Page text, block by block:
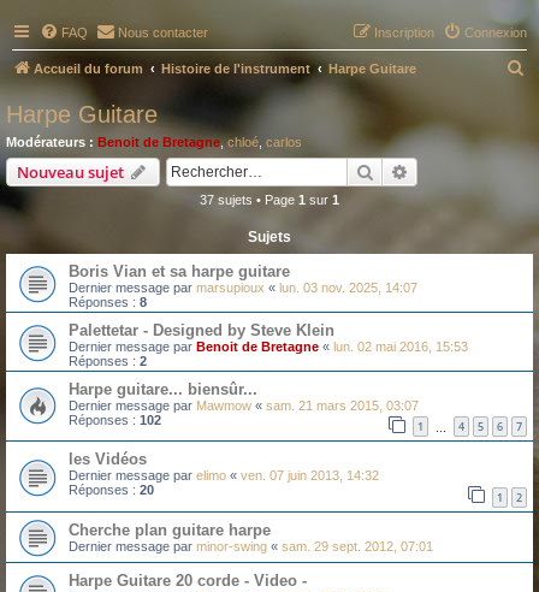
FAQ Nous contacter Connexion
Inscription
Accueil du forum Histoire de l'instrument Harpe Guitare
Harpe Guitare
Modérateurs : Benoit de Bretagne,chloé carlos
Nouveau sujet Rechercher
37 sujets • Page 1 sur 1
Sujets
Boris Vian et sa harpe guitare
Dernier message par marsupioux « lun. 03 nov. 2025, 14:07
Réponses : 8
Palettetar - Designed by Steve Klein
Dernier message par Benoit de Bretagne « lun. 02 mai 2016, 15:53
Réponses : 2
Harpe guitare... biensûr...
Dernier message par Mawmow « sam. 21 mars 2015, 03:07
Réponses : 102 1 4 5 6 7
les Vidéos
Dernier message par elimo « ven. 07 juin 2013, 14:32
Réponses : 20 1 2
Cherche plan guitare harpe
Dernier message par minor-swing « sam. 29 sept. 2012, 07:01
Harpe Guitare 20 corde - Video -